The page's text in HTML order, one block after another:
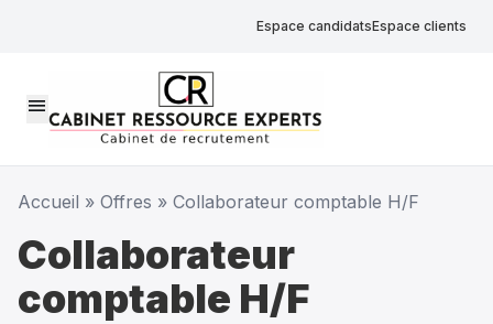
Espace candidatsEspace clients
menu
Accueil » Offres » Collaborateur comptable H/F
Collaborateur
comptable H/F